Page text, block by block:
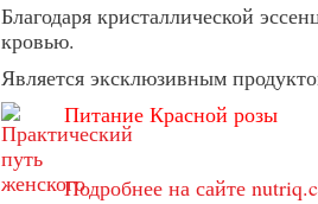
Благодаря кристаллической
кровью.
Является эксклюзивным
Питание Красной розы
Подробнее на сайте